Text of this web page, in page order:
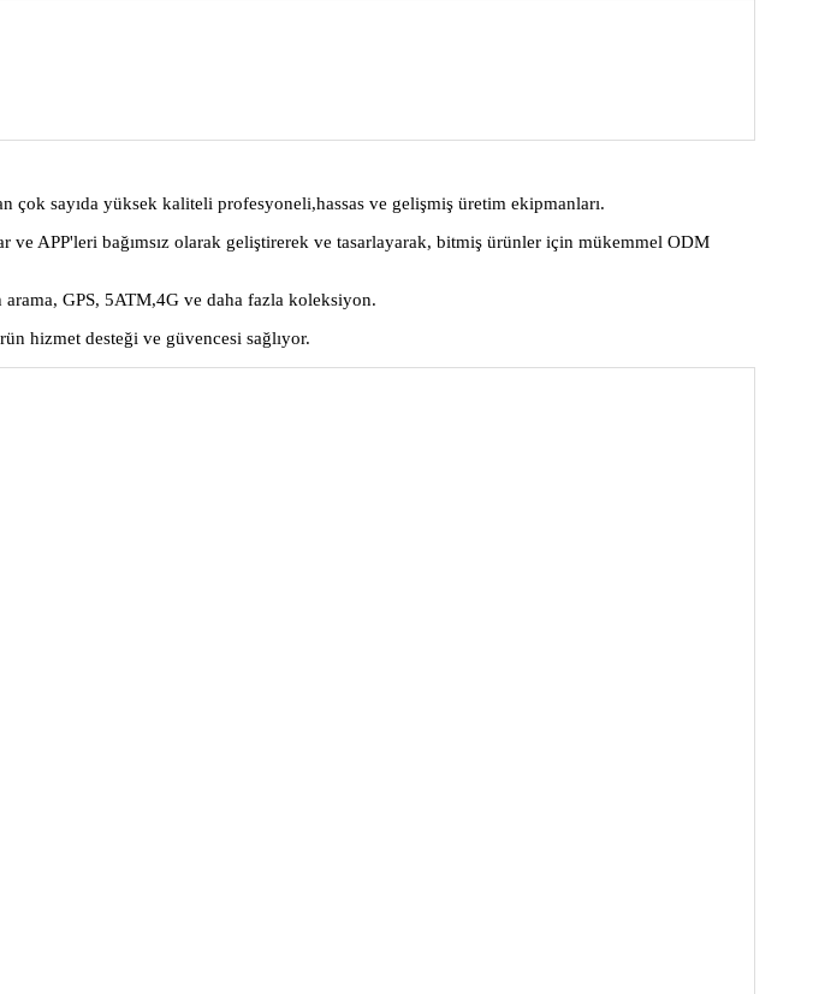
çok sayıda yüksek kaliteli profesyoneli,hassas ve gelişmiş üretim ekipmanları.
APP'leri bağımsız olarak geliştirerek ve tasarlayarak, bitmiş ürünler için mükemmel ODM
GPS, 5ATM,4G ve daha fazla koleksiyon.
hizmet desteği ve güvencesi sağlıyor.